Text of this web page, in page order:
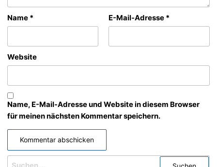
Name * E-Mail-Adresse *
Website
Name, E-Mail-Adresse und Website in diesem Browser
für meinen nächsten Kommentar speichern.
SUCHEN